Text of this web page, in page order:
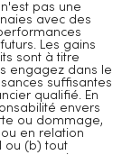
pas une
avec des
Les gains
sont à titre
engagez dans le
suffisantes
qualifié. En
envers
ou dommage,
en relation
ou (b) tout